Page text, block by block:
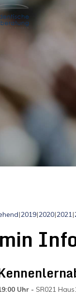
2019 2020 2021
Uhr SR021